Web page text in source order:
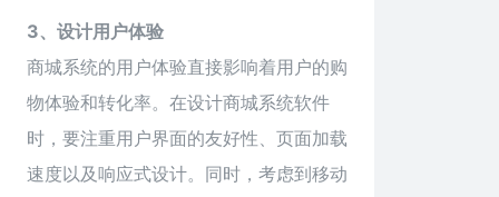
3、设计用户体验
商城系统的用户体验直接影响着用户的购
物体验和转化率。在设计商城系统软件
时，要注重用户界面的友好性、页面加载
速度以及响应式设计。同时，考虑到移动